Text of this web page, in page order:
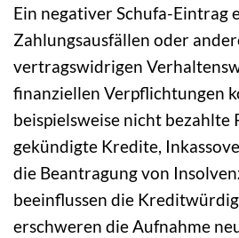
Ein negativer Schufa-Eintrag
Zahlungsausfällen oder
vertragswidrigen
finanziellen Verpflichtungen
beispielsweise nicht bezahlte
gekündigte Kredite,
die Beantragung von
beeinflussen die
erschweren die Aufnahme